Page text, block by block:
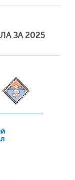
ЗА 2025